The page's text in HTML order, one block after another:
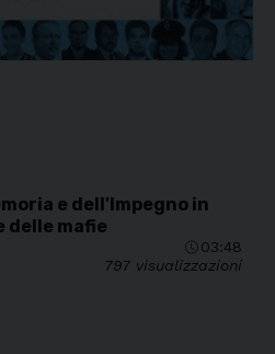
e dell'Impegno in
mafie
03:48
797 visualizzazioni